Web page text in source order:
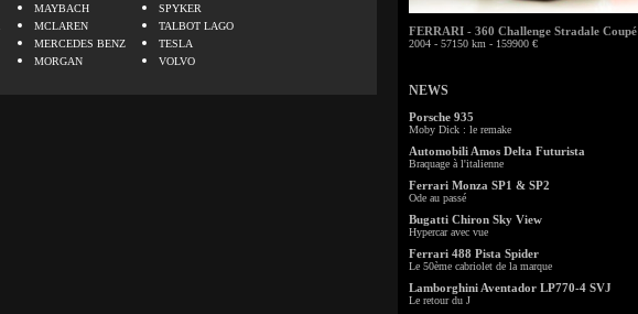
MAYBACH
MCLAREN
MERCEDES BENZ
MORGAN
SPYKER
TALBOT LAGO
TESLA
VOLVO
FERRARI - 360 Challenge Stradale Coupé
2004 - 57150 km - 159900 €
NEWS
Porsche 935
Moby Dick : le remake
Automobili Amos Delta Futurista
Braquage à l'italienne
Ferrari Monza SP1 & SP2
Ode au passé
Bugatti Chiron Sky View
Hypercar avec vue
Ferrari 488 Pista Spider
Le 50ème cabriolet de la marque
Lamborghini Aventador LP770-4 SVJ
Le retour du J